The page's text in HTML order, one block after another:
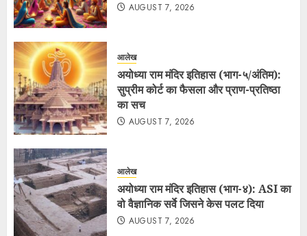
AUGUST 7, 2026
आलेख
अयोध्या राम मंदिर इतिहास (भाग-५/अंतिम):
सुप्रीम कोर्ट का फैसला और प्राण-प्रतिष्ठा
का सच
AUGUST 7, 2026
आलेख
अयोध्या राम मंदिर इतिहास (भाग-४): ASI का
वो वैज्ञानिक सर्वे जिसने केस पलट दिया
AUGUST 7, 2026